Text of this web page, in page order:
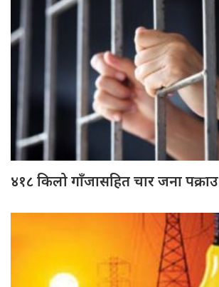
४१८ किलो गाँजासहित चार जना पक्राउ